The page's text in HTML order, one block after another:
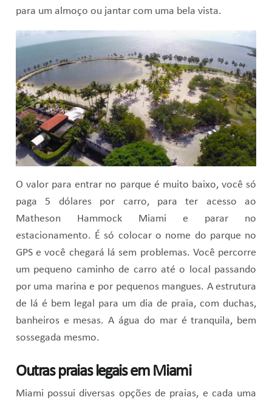
para um almoço ou jantar com uma bela vista.
O valor para entrar no parque é muito baixo, você só
paga 5 dólares por carro, para ter acesso ao
Matheson Hammock Miami e parar no
estacionamento. É só colocar o nome do parque no
GPS e você chegará lá sem problemas. Você percorre
um pequeno caminho de carro até o local passando
por uma marina e por pequenos mangues. A estrutura
de lá é bem legal para um dia de praia, com duchas,
banheiros e mesas. A água do mar é tranquila, bem
sossegada mesmo.
Outras praias legais em Miami
Miami possui diversas opções de praias, e cada uma